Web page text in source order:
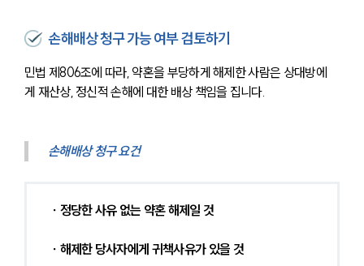
손해배상 청구 가능 여부 검토하기
민법 제806조에 따라, 약혼을 부당하게 해제한 사람은 상대방에
게 재산상, 정신적 손해에 대한 배상 책임을 집니다.
손해배상 청구 요건
∙ 정당한 사유 없는 약혼 해제일 것
∙ 해제한 당사자에게 귀책사유가 있을 것